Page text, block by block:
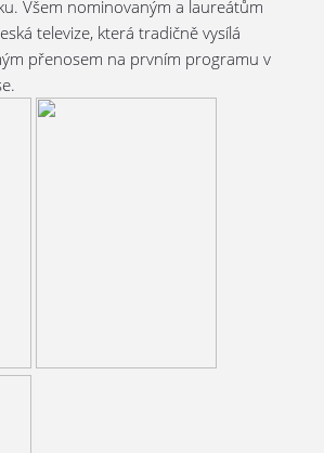
Všem nominovaným a laureátům
televize, která tradičně vysílá
přenosem na prvním programu v